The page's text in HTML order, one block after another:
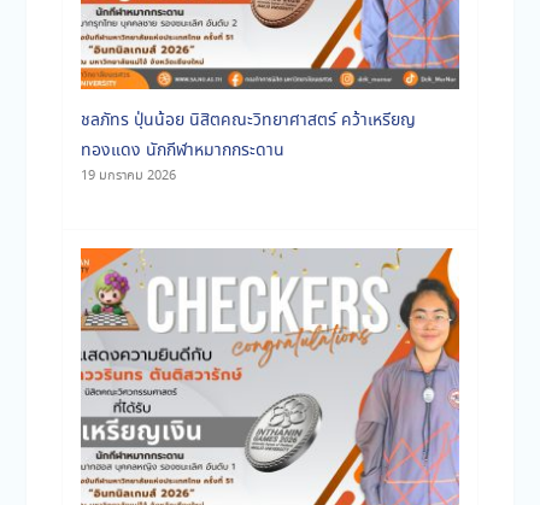
ชลภัทร ปุ่นน้อย นิสิตคณะวิทยาศาสตร์ คว้าเหรียญ
ทองแดง นักกีฬาหมากกระดาน
19 มกราคม 2026